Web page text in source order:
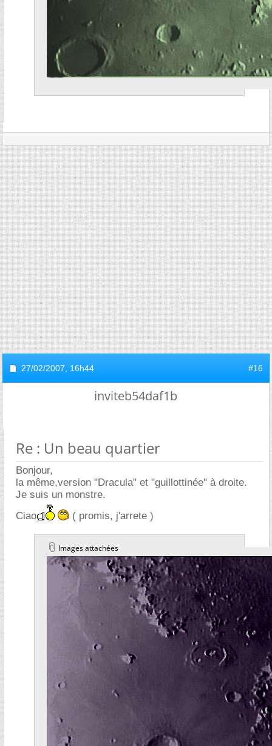
27/02/2007, 16h44 #16
inviteb54daf1b
Re : Un beau quartier
Bonjour,
la même,version "Dracula" et "guillottinée" à droite.
Je suis un monstre.
Ciao
( promis, j'arrete )
Images attachées